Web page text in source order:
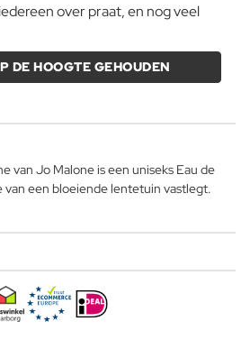
over praat, en nog veel
DE HOOGTE GEHOUDEN
van Jo Malone is een uniseks Eau de
van een bloeiende lentetuin vastlegt.